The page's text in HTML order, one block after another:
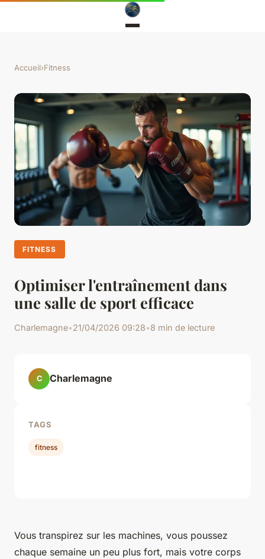
Accueil›Fitness
FITNESS
Optimiser l'entraînement dans
une salle de sport efficace
Charlemagne•21/04/2026 09:28•8 min de lecture
Vous transpirez sur les machines, vous poussez
chaque semaine un peu plus fort, mais votre corps
C Charlemagne
TAGS
fitness